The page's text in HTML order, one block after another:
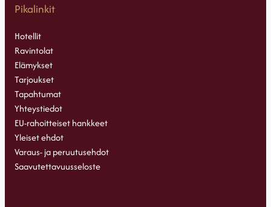
Pikalinkit
Hotellit
Ravintolat
Elämykset
Tarjoukset
Tapahtumat
Yhteystiedot
EU-rahoitteiset hankkeet
Yleiset ehdot
Varaus- ja peruutusehdot
Saavutettavuusseloste